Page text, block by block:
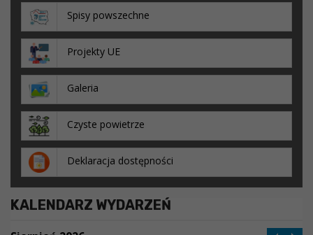
Spisy powszechne
Projekty UE
Galeria
Czyste powietrze
Deklaracja dostępności
KALENDARZ WYDARZEŃ